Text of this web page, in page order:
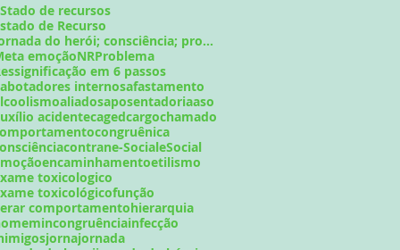
de recursos
de Recurso
Jornada do herói; consciência; problema;
emoçãoNRProblema
em 6 passos
internosafastamento
aliadosaposentadoriaaso
acidentecagedcargochamado
congruênica
contrane-SocialeSocial
encaminhamentoetilismo
toxicologico
toxicológicofunção
comportamentohierarquia
incongruênciainfecção
jornajornada